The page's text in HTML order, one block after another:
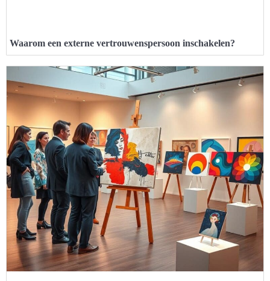
Waarom een externe vertrouwenspersoon inschakelen?